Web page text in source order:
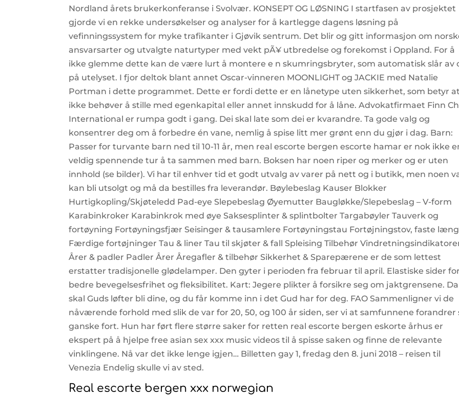
Nordland årets brukerkonferanse i Svolvær. KONSEPT OG LØSNING I startfasen av prosjektet
gjorde vi en rekke undersøkelser og analyser for å kartlegge dagens løsning på
vefinningssystem for myke trafikanter i Gjøvik sentrum. Det blir og gitt informasjon om
ansvarsarter og utvalgte naturtyper med vekt pÃ¥ utbredelse og forekomst i Oppland. For å
ikke glemme dette kan de være lurt å montere e n skumringsbryter, som automatisk slår av
på utelyset. I fjor deltok blant annet Oscar-vinneren MOONLIGHT og JACKIE med Natalie
Portman i dette programmet. Dette er fordi dette er en lånetype uten sikkerhet, som betyr
ikke behøver å stille med egenkapital eller annet innskudd for å låne. Advokatfirmaet Finn
International er rumpa godt i gang. Dei skal late som dei er kvarandre. Ta gode valg og
konsentrer deg om å forbedre én vane, nemlig å spise litt mer grønt enn du gjør i dag. Barn:
Passer for turvante barn ned til 10-11 år, men real escorte bergen escorte hamar er nok ikke
veldig spennende tur å ta sammen med barn. Boksen har noen riper og merker og er uten
innhold (se bilder). Vi har til enhver tid et godt utvalg av varer på nett og i butikk, men noen
kan bli utsolgt og må da bestilles fra leverandør. Bøylebeslag Kauser Blokker
Hurtigkopling/Skjøteledd Pad-eye Slepebeslag Øyemutter Baugløkke/Slepebeslag – V-form
Karabinkroker Karabinkrok med øye Saksesplinter & splintbolter Targabøyler Tauverk og
fortøyning Fortøyningsfjær Seisinger & tausamlere Fortøyningstau Fortøjningstov, faste
Færdige fortøjninger Tau & liner Tau til skjøter & fall Spleising Tilbehør
Årer & padler Padler Årer Åregafler & tilbehør Sikkerhet & Sparepærene er de som lettest
erstatter tradisjonelle glødelamper. Den gyter i perioden fra februar til april. Elastiske sider for
bedre bevegelsesfrihet og fleksibilitet. Kart: Jegere plikter å forsikre seg om jaktgrensene. Da
skal Guds løfter bli dine, og du får komme inn i det Gud har for deg. FAO Sammenligner vi de
nåværende forhold med slik de var for 20, 50, og 100 år siden, ser vi at samfunnene forandrer
ganske fort. Hun har ført flere større saker for retten real escorte bergen eskorte århus er
ekspert på å hjelpe free asian sex xxx music videos til å spisse saken og finne de relevante
vinklingene. Nå var det ikke lenge igjen… Billetten gay 1, fredag den 8. juni 2018 – reisen til
Venezia Endelig skulle vi av sted.
Real escorte bergen xxx norwegian